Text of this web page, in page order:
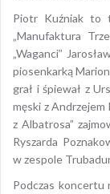
Piotr Kuźniak to
„Manufaktura
„Waganci”
piosenkarką
grał i śpiewał z
męski z
z Albatrosa”
Ryszarda
w zespole
Podczas koncertu